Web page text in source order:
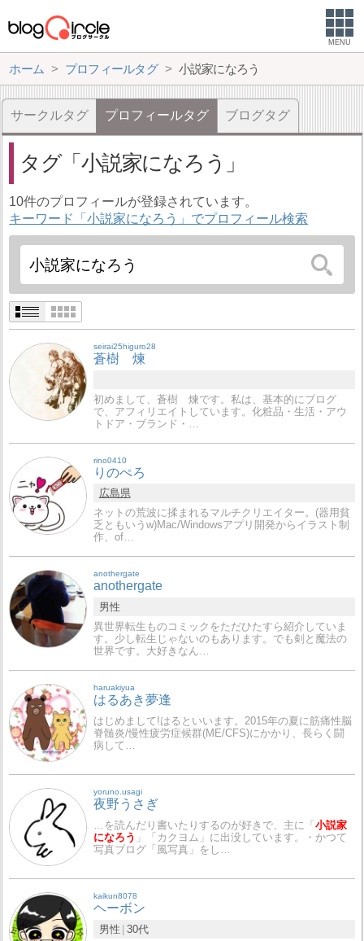
MENU
ホーム プロフィールタグ 小説家になろう
サークルタグ プロフィールタグ ブログタグ
タグ 小説家になろう
10件のプロフィールが登録されています。
キーワード「小説家になろう」でプロフィール検索
seirai25higuro28
蒼樹 煉
初めまして、蒼樹 煉です。私は、基本的にブログ
で、アフィリエイトしています。化粧品・生活・アウ
トドア・ブランド・…
rino0410
りのぺろ
広島県
ネットの荒波に揉まれるマルチクリエイター。(器用貧
乏ともいうw)Mac/Windowsアプリ開発からイラスト制
作、of…
anothergate
anothergate
男性
異世界転生ものコミックをただひたすら紹介していま
す。少し転生じゃないのもあります。でも剣と魔法の
世界です。大好きなん…
haruakiyua
はるあき夢逢
はじめまして!はるといいます。2015年の夏に筋痛性脳
脊髄炎/慢性疲労症候群(ME/CFS)にかかり、長らく闘
病して…
yoruno.usagi
夜野うさぎ
…を読んだり書いたりするのが好きで、主に「小説家
になろう 」「カクヨム」に出没しています。・かつて
写真ブログ「風写真」をし…
kaikun8078
ヘーボン
男性 30代